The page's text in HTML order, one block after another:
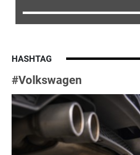
HASHTAG
#Volkswagen